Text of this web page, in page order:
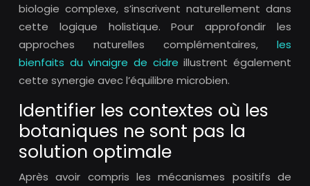
biologie complexe, s’inscrivent naturellement dans
cette logique holistique. Pour approfondir les
approches naturelles complémentaires, les
bienfaits du vinaigre de cidre illustrent également
cette synergie avec l’équilibre microbien.
Identifier les contextes où les
botaniques ne sont pas la
solution optimale
Après avoir compris les mécanismes positifs de